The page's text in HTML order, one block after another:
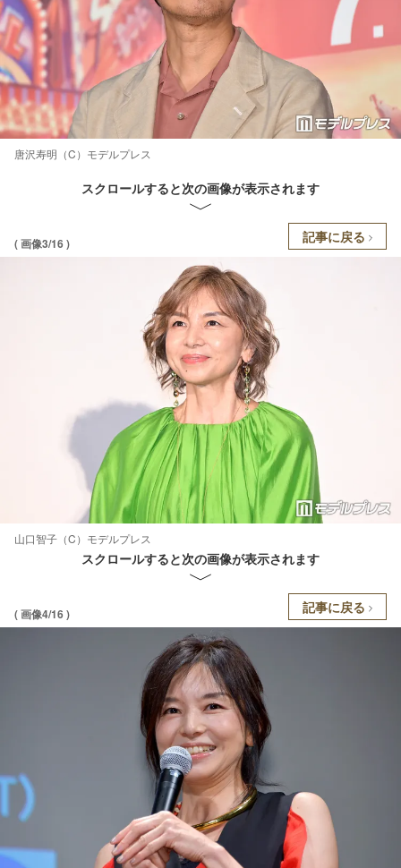
唐沢寿明（C）モデルプレス
スクロールすると次の画像が表示されます
( 画像3/16 ) 記事に戻る
山口智子（C）モデルプレス
スクロールすると次の画像が表示されます
( 画像4/16 ) 記事に戻る